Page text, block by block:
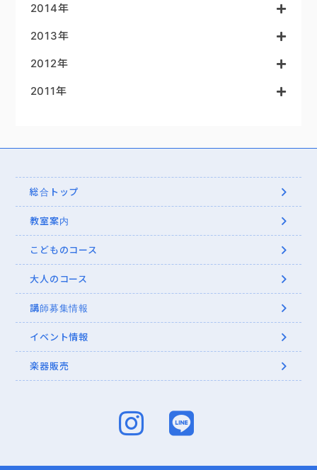
2014年
2013年
2012年
2011年
総合トップ
教室案内
こどものコース
大人のコース
講師募集情報
イベント情報
楽器販売